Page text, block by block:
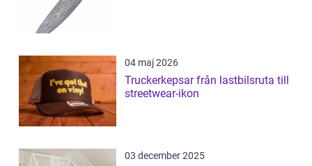
04 maj 2026
Truckerkepsar från lastbilsruta till
streetwear-ikon
03 december 2025